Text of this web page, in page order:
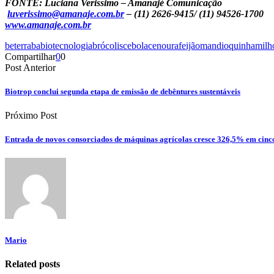
FONTE: Luciana Verissimo – Amanajé Comunicação
luverissimo@amanaje.com.br– (11) 2626-9415/ (11) 94526-1700
www.amanaje.com.br
beterrababiotecnologiabrócoliscebolacenourafeijãomandioquinha
Compartilhar00
Post Anterior
Biotrop conclui segunda etapa de emissão de debêntures sustentáveis
Próximo Post
Entrada de novos consorciados de máquinas agrícolas cresce 326,5% em
Mario
Related posts